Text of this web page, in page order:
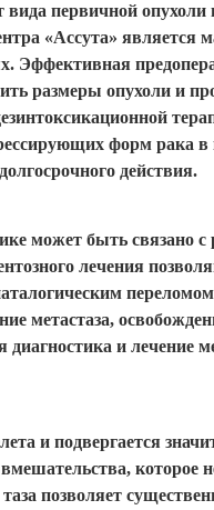
первичной
«Ассута» является
Эффективная
размеры опухоли и
форм рака
действия.
может быть связано
лечения
метастаза,
и лечение
и подвергается
которое
позволяет